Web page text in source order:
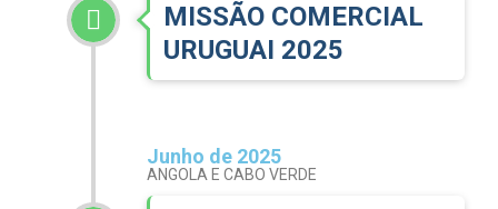
MISSÃO COMERCIAL
URUGUAI 2025
Junho de 2025
ANGOLA E CABO VERDE